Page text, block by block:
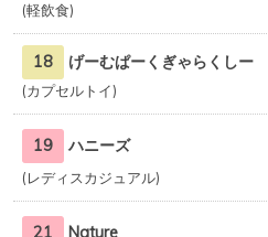
軽飲食
18 げーむぱーくぎゃらくしー
カプセルトイ
19 ハニーズ
レディスカジュアル